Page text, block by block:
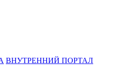
ВНУТРЕННИЙ ПОРТАЛ